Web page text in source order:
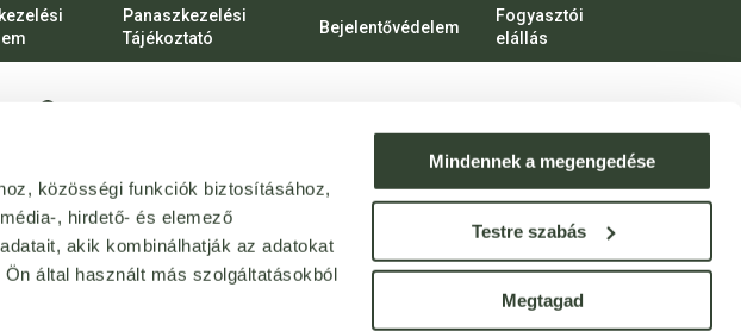
közösségi funkciók biztosításához,
, hirdető- és elemező
akik kombinálhatják az adatokat
által használt más szolgáltatásokból
Mindennek a megengedése
Testre szabás
Megtagad
Panaszkezelési
Tájékoztató
Bejelentővédelem
Fogyasztói
elállás
Magánszemélyeknek: webshop@bijo.hu
+36 1 814 64 64